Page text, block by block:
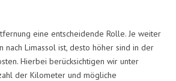
eine entscheidende Rolle. Je weiter
nach Limassol ist, desto höher sind in der
Hierbei berücksichtigen wir unter
der Kilometer und mögliche